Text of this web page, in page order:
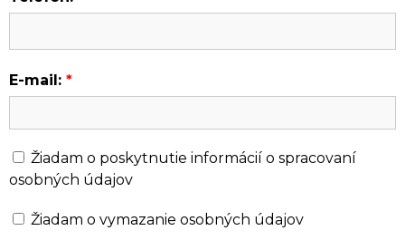
E-mail: *
Žiadam o poskytnutie informácií o spracovaní
osobných údajov
Žiadam o vymazanie osobných údajov